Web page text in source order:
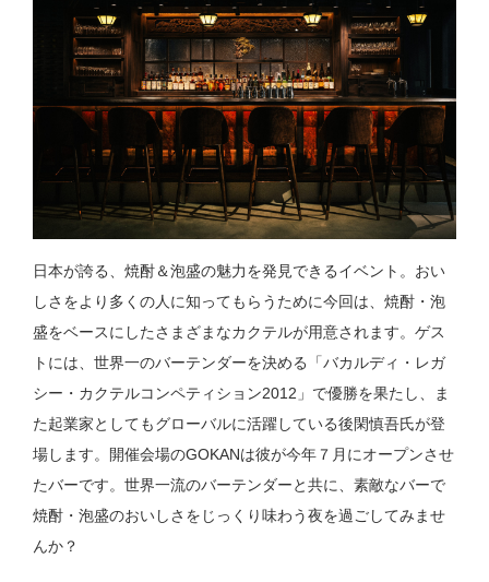
日本が誇る、焼酎＆泡盛の魅力を発見できるイベント。おい
しさをより多くの人に知ってもらうために今回は、焼酎・泡
盛をベースにしたさまざまなカクテルが用意されます。ゲス
トには、世界一のバーテンダーを決める「バカルディ・レガ
シー・カクテルコンペティション2012」で優勝を果たし、ま
た起業家としてもグローバルに活躍している後閑慎吾氏が登
場します。開催会場のGOKANは彼が今年７月にオープンさせ
たバーです。世界一流のバーテンダーと共に、素敵なバーで
焼酎・泡盛のおいしさをじっくり味わう夜を過ごしてみませ
んか？